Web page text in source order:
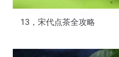
13，宋代点茶全攻略